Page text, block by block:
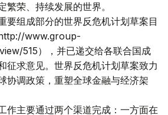
繁荣、持续发展的世界。
要组成部分的世界反危机计划草案目
www.group-
515），并已递交给各联合国成
征求意见。世界反危机计划草案致力
协调政策，重塑全球金融与经济架
作主要通过两个渠道完成：一方面在